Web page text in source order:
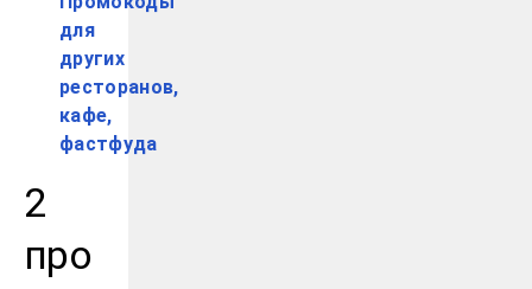
для
других
ресторанов,
кафе,
фастфуда
2
про